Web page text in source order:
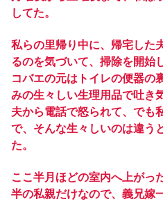
してた。
私らの里帰り中に、帰宅した
るのを気づいて、掃除を開始
コバエの元はトイレの便器の
みの生々しい生理用品で吐き
夫から電話で怒られて、でも
で、そんな生々しいのは違う
た。
ここ半月ほどの室内へ上がっ
半の私親だけなので、義兄嫁